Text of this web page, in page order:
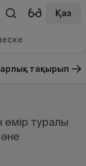
Қаз
тақырып
туралы